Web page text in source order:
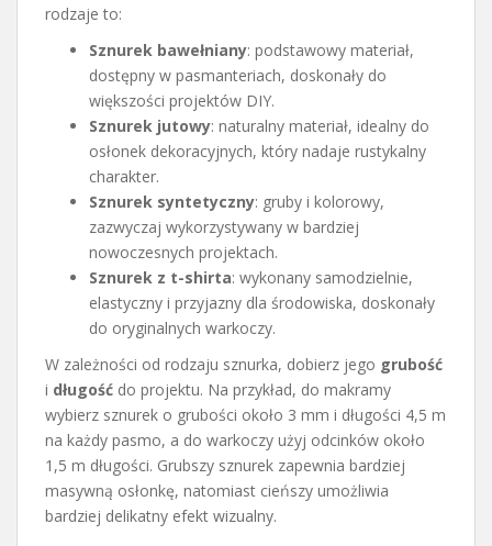
rodzaje to:
Sznurek bawełniany: podstawowy materiał,
dostępny w pasmanteriach, doskonały do
większości projektów DIY.
Sznurek jutowy: naturalny materiał, idealny do
osłonek dekoracyjnych, który nadaje rustykalny
charakter.
Sznurek syntetyczny: gruby i kolorowy,
zazwyczaj wykorzystywany w bardziej
nowoczesnych projektach.
Sznurek z t-shirta: wykonany samodzielnie,
elastyczny i przyjazny dla środowiska, doskonały
do oryginalnych warkoczy.
W zależności od rodzaju sznurka, dobierz jego grubość
i długość do projektu. Na przykład, do makramy
wybierz sznurek o grubości około 3 mm i długości 4,5 m
na każdy pasmo, a do warkoczy użyj odcinków około
1,5 m długości. Grubszy sznurek zapewnia bardziej
masywną osłonkę, natomiast cieńszy umożliwia
bardziej delikatny efekt wizualny.